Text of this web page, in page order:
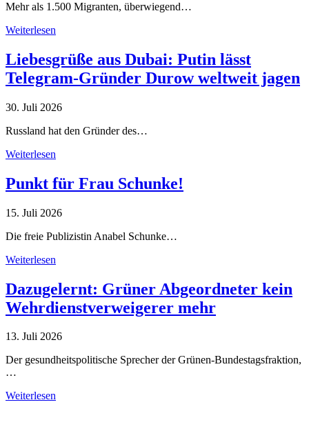
Mehr als 1.500 Migranten, überwiegend…
Weiterlesen
Liebesgrüße aus Dubai: Putin lässt
Telegram-Gründer Durow weltweit jagen
30. Juli 2026
Russland hat den Gründer des…
Weiterlesen
Punkt für Frau Schunke!
15. Juli 2026
Die freie Publizistin Anabel Schunke…
Weiterlesen
Dazugelernt: Grüner Abgeordneter kein
Wehrdienstverweigerer mehr
13. Juli 2026
Der gesundheitspolitische Sprecher der Grünen-Bundestagsfraktion,
…
Weiterlesen